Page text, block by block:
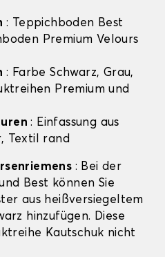
: Teppichboden Best
Premium Velours
: Farbe Schwarz, Grau,
Premium und
: Einfassung aus
Textil rand
: Bei der
Best können Sie
aus heißversiegeltem
hinzufügen. Diese
Kautschuk nicht